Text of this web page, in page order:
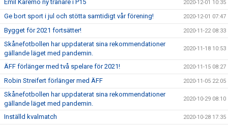
Emil Karemo ny tränare i P15 2020-12-01 10:35
Ge bort sport i jul och stötta samtidigt vår förening! 2020-12-01 07:47
Bygget för 2021 fortsätter! 2020-11-22 08:33
Skånefotbollen har uppdaterat sina rekommendationer
gällande läget med pandemin.
2020-11-18 10:53
ÄFF förlänger med två spelare för 2021! 2020-11-15 08:27
Robin Streifert förlänger med ÄFF 2020-11-05 22:05
Skånefotbollen har uppdaterat sina rekommendationer
gällande läget med pandemin.
2020-10-29 08:10
Inställd kvalmatch 2020-10-28 17:35